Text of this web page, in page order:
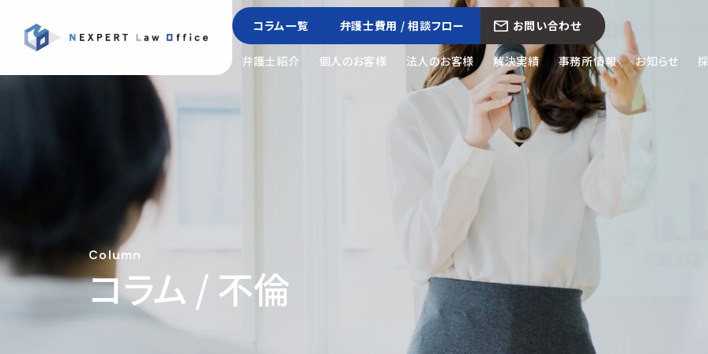
コラム一覧 弁護士費用 / 相談フロー お問い合わせ
弁護士紹介 個人のお客様 法人のお客様 解決実績 事務所情報 お知らせ
Column
コラム / 不倫